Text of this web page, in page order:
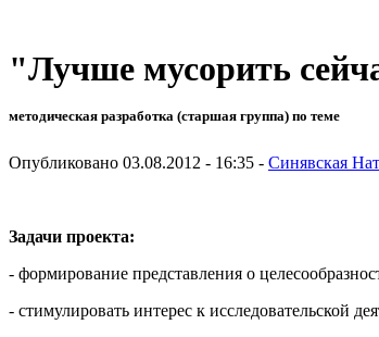
"Лучше мусорить
методическая разработка (старшая группа) по теме
Опубликовано 03.08.2012 - 16:35 - Синявская
Задачи проекта:
- формирование представления о
- стимулировать интерес к исследовательской